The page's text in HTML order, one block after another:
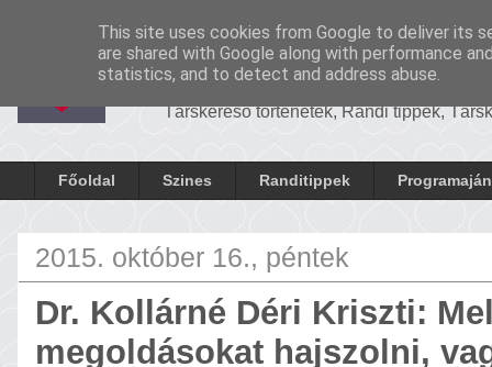
Cronosrandi
CronosRandi
Társkereső történetek, Randi tippek,
Főoldal Szines Randitippek
2015. október 16., péntek
Dr. Kollárné Déri Kriszti:
megoldásokat hajszolni,
This site uses cookies from Google to deliver its
are shared with Google along with performance
statistics, and to detect and address abuse.